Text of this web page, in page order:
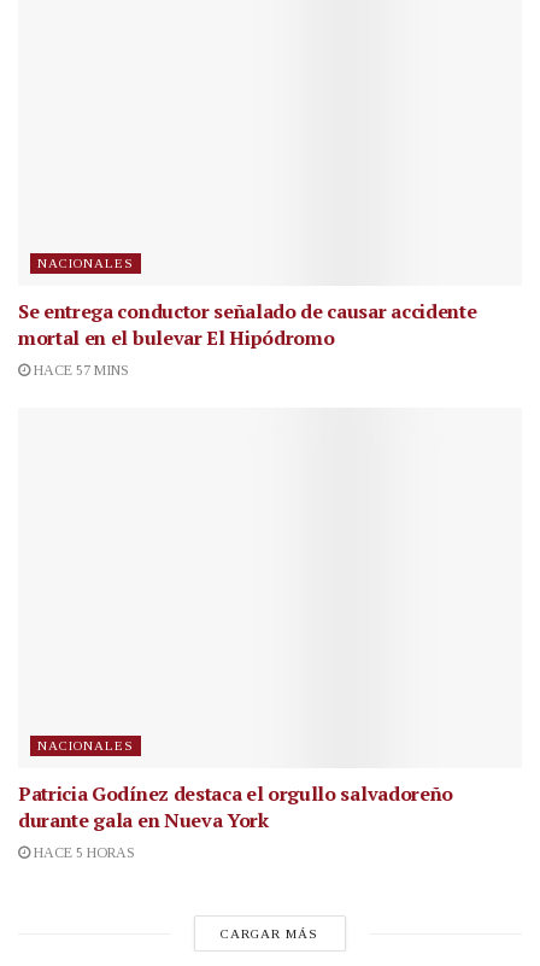
NACIONALES
Se entrega conductor señalado de causar accidente
mortal en el bulevar El Hipódromo
HACE 57 MINS
NACIONALES
Patricia Godínez destaca el orgullo salvadoreño
durante gala en Nueva York
HACE 5 HORAS
CARGAR MÁS